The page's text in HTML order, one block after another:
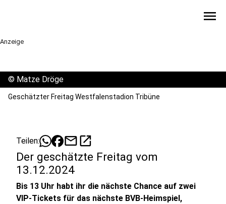
menu
Anzeige
© Matze Dröge
Geschätzter Freitag Westfalenstadion Tribüne
Teilen: mailopen_in_new
Der geschätzte Freitag vom
13.12.2024
Bis 13 Uhr habt ihr die nächste Chance auf zwei
VIP-Tickets für das nächste BVB-Heimspiel,